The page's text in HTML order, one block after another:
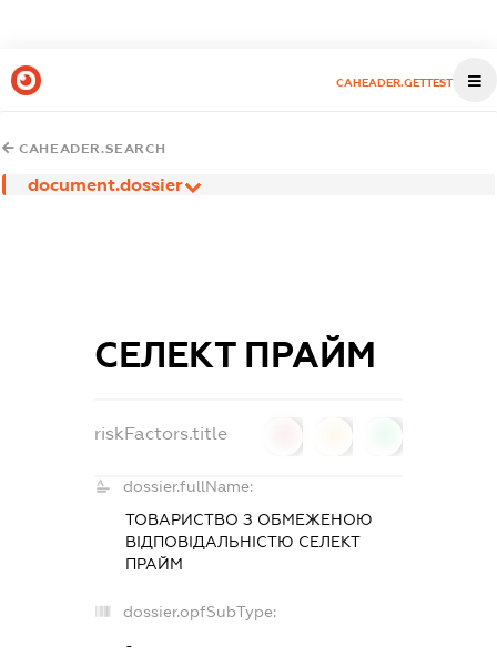
CAHEADER.GETTEST
CAHEADER.SEARCH
document.dossier
СЕЛЕКТ ПРАЙМ
riskFactors.title
dossier.fullName:
ТОВАРИСТВО З ОБМЕЖЕНОЮ
ВІДПОВІДАЛЬНІСТЮ СЕЛЕКТ
ПРАЙМ
dossier.opfSubType:
-